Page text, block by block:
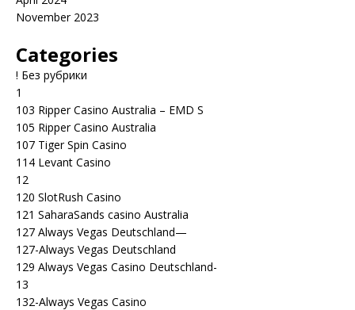
November 2023
Categories
! Без рубрики
1
103 Ripper Casino Australia – EMD S
105 Ripper Casino Australia
107 Tiger Spin Casino
114 Levant Casino
12
120 SlotRush Casino
121 SaharaSands casino Australia
127 Always Vegas Deutschland—
127-Always Vegas Deutschland
129 Always Vegas Casino Deutschland-
13
132-Always Vegas Casino